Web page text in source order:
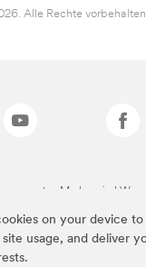
on your device
usage, and deliver
Alle Rechte vorbehalten..
genannten Marken sind